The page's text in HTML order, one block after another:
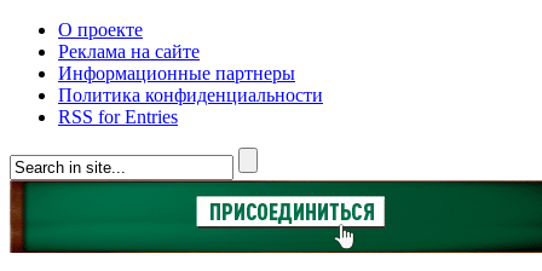
О проекте
Реклама на сайте
Информационные партнеры
Политика конфиденциальности
RSS for Entries